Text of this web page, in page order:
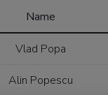
Name
Vlad Popa
Alin Popescu